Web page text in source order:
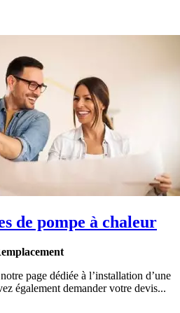
de pompe à chaleur
page dédiée à l’installation d’une
également demander votre devis...